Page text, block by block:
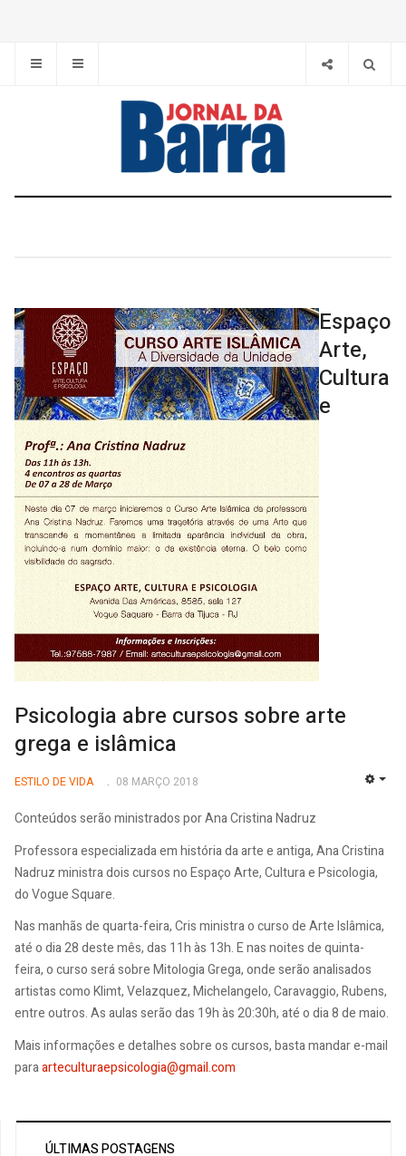
Espaço
Arte,
Cultura
e
Psicologia abre cursos sobre arte
grega e islâmica
ESTILO DE VIDA 08 MARÇO 2018
Conteúdos serão ministrados por Ana Cristina Nadruz
Professora especializada em história da arte e antiga, Ana Cristina
Nadruz ministra dois cursos no Espaço Arte, Cultura e Psicologia,
do Vogue Square.
Nas manhãs de quarta-feira, Cris ministra o curso de Arte Islâmica,
até o dia 28 deste mês, das 11h às 13h. E nas noites de quinta-
feira, o curso será sobre Mitologia Grega, onde serão analisados
artistas como Klimt, Velazquez, Michelangelo, Caravaggio, Rubens,
entre outros. As aulas serão das 19h às 20:30h, até o dia 8 de maio.
Mais informações e detalhes sobre os cursos, basta mandar e-mail
paraarteculturaepsicologia@gmail.com
ÚLTIMAS POSTAGENS